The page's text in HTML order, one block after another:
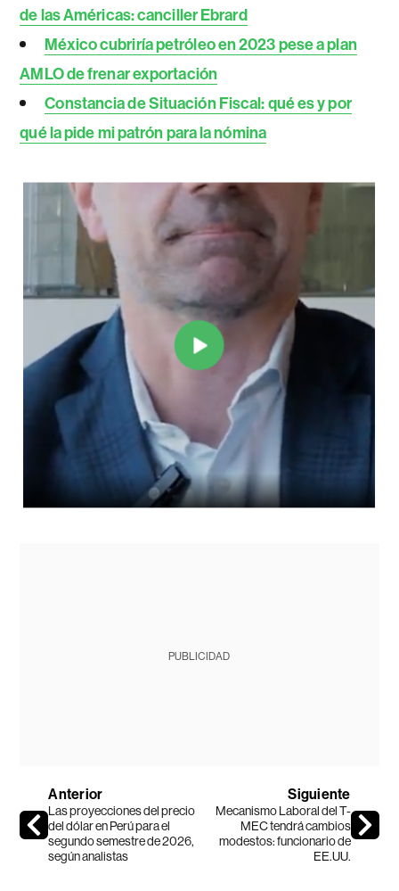
de las Américas: canciller Ebrard
México cubriría petróleo en 2023 pese a plan
AMLO de frenar exportación
Constancia de Situación Fiscal: qué es y por
qué la pide mi patrón para la nómina
PUBLICIDAD
Anterior
Las proyecciones del precio
del dólar en Perú para el
segundo semestre de 2026,
según analistas
Siguiente
Mecanismo Laboral del T-
MEC tendrá cambios
modestos: funcionario de
EE.UU.